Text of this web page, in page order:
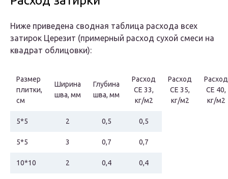
Ниже приведена сводная таблица расхода всех
затирок Церезит (примерный расход сухой смеси на
квадрат облицовки):
Размер
плитки,
см
Ширина
шва, мм
Глубина
шва, мм
Расход
СЕ 33,
кг/м2
Расход
СЕ 35,
кг/м2
Расход
СЕ 40,
кг/м2
5*5 2 0,5 0,5
5*5 3 0,7 0,7
10*10 2 0,4 0,4